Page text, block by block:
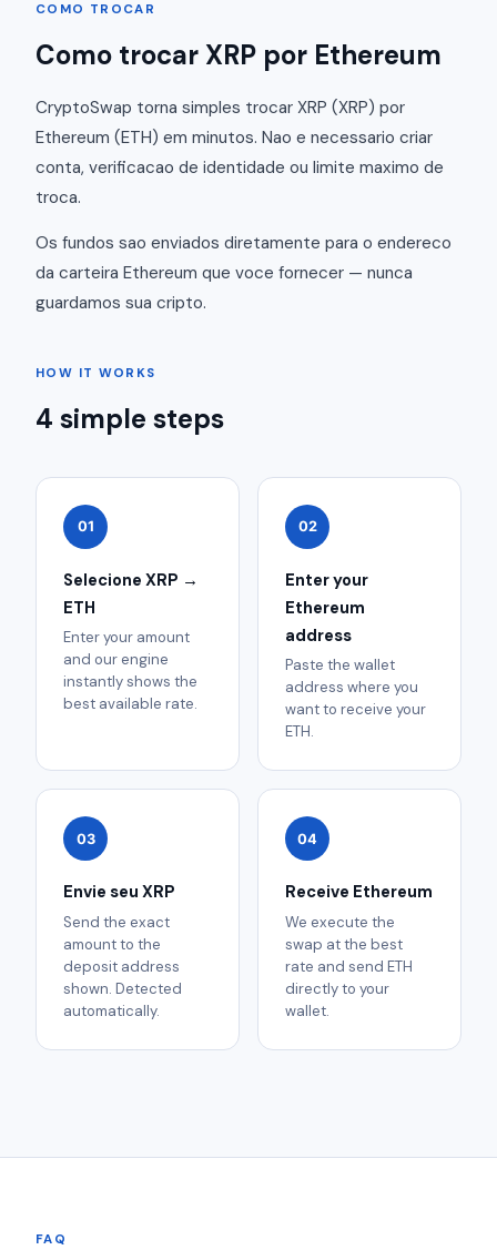
COMO TROCAR
Como trocar XRP por Ethereum
CryptoSwap torna simples trocar XRP (XRP) por
Ethereum (ETH) em minutos. Nao e necessario criar
conta, verificacao de identidade ou limite maximo de
troca.
Os fundos sao enviados diretamente para o endereco
da carteira Ethereum que voce fornecer — nunca
guardamos sua cripto.
HOW IT WORKS
4 simple steps
01
Selecione XRP →
ETH
Enter your amount
and our engine
instantly shows the
best available rate.
02
Enter your
Ethereum
address
Paste the wallet
address where you
want to receive your
ETH.
03
Envie seu XRP
Send the exact
amount to the
deposit address
shown. Detected
automatically.
04
Receive Ethereum
We execute the
swap at the best
rate and send ETH
directly to your
wallet.
FAQ